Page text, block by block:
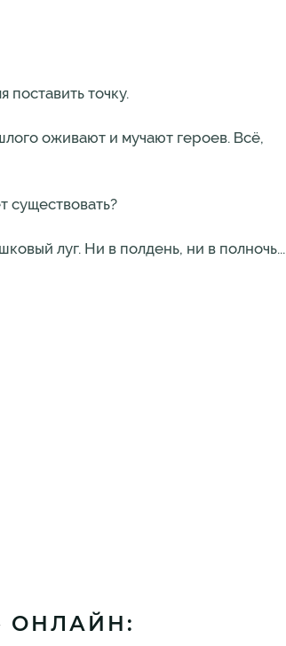
точку.
оживают и мучают героев. Всё,
существовать?
луг. Ни в полдень, ни в полночь...
ОНЛАЙН: